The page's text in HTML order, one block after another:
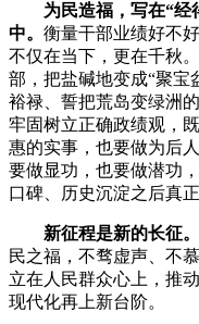
为民造福，写在“经
中。 衡量干部业绩好不
不仅在当下，更在千秋
部，把盐碱地变成“聚宝
裕禄、誓把荒岛变绿洲
牢固树立正确政绩观，
惠的实事，也要做为后
要做显功，也要做潜功
口碑、历史沉淀之后真正
新征程是新的长征。
民之福，不骛虚声、不
立在人民群众心上，推
现代化再上新台阶。